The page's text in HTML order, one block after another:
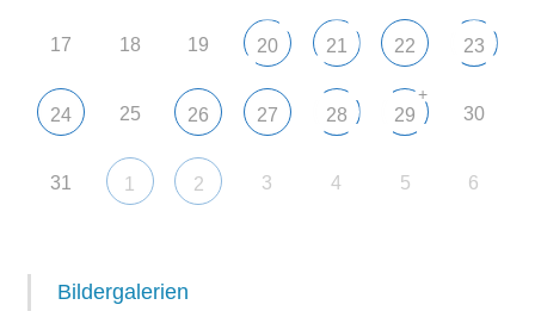
17 18 19 20 21 22 23
24 25 26 27 28 29
+
30
31 1 2 3 4 5 6
Bildergalerien